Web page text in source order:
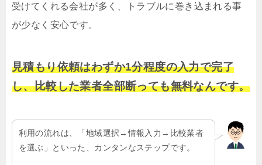
受けてくれる会社が多く、トラブルに巻き込まれる事
が少なく安心です。
見積もり依頼はわずか1分程度の入力で完了
し、比較した業者全部断っても無料なんです。
利用の流れは、「地域選択→情報入力→比較業者
を選ぶ」といった、カンタンなステップです。